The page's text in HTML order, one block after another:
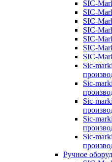
SIC-
SIC-
SIC-
SIC-
SIC-
SIC-
SIC-
Sic-
Sic-
Sic-
Sic-
Sic-
Ручное